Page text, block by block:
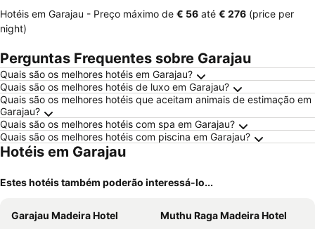
Hotéis em Garajau - Preço máximo de ‎€ 56 até ‎€ 276 (price per
night)
Perguntas Frequentes sobre Garajau
Quais são os melhores hotéis em Garajau?
Quais são os melhores hotéis de luxo em Garajau?
Quais são os melhores hotéis que aceitam animais de estimação em
Garajau?
Quais são os melhores hotéis com spa em Garajau?
Quais são os melhores hotéis com piscina em Garajau?
Hotéis em Garajau
Estes hotéis também poderão interessá-lo...
Garajau Madeira Hotel
Muthu Raga Madeira Hotel